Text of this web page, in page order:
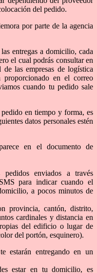
del pedido.
por parte de la agencia
entregas a domicilio, cada
el cual podrás consultar en
las empresas de logística
en el correo
cuando tu pedido sale
en tiempo y forma, es
datos personales estén
en el documento de
enviados a través
para indicar cuando el
a pocos minutos de
provincia, cantón, distrito,
cardinales y distancia en
del edificio o lugar de
del portón, esquinero).
estarán entregando en un
estar en tu domicilio, es